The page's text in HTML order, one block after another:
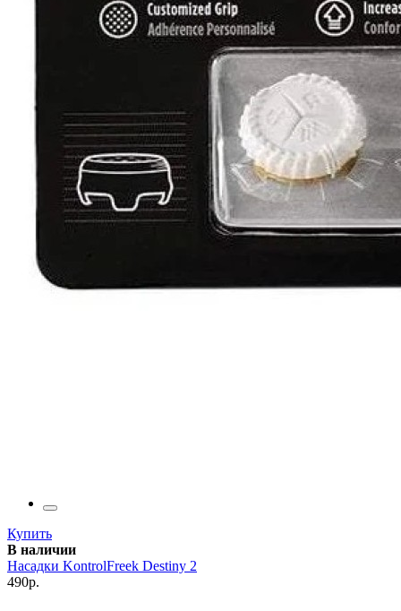
Купить
В наличии
Насадки KontrolFreek Destiny 2
490р.